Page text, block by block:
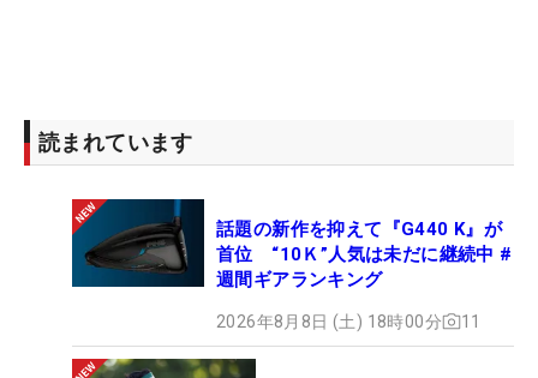
読まれています
話題の新作を抑えて『G440 K』が
首位 “10Ｋ”人気は未だに継続中 #
週間ギアランキング
2026年8月8日 (土) 18時00分 11